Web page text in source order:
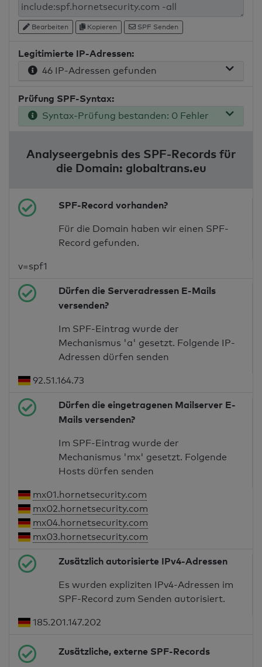
Bearbeiten Kopieren SPF Senden
Legitimierte IP-Adressen:
46 IP-Adressen gefunden
Prüfung SPF-Syntax:
Syntax-Prüfung bestanden: 0 Fehler
Analyseergebnis des SPF-Records für
die Domain: globaltrans.eu
SPF-Record vorhanden?
Für die Domain haben wir einen SPF-
Record gefunden.
v=spf1
Dürfen die Serveradressen E-Mails
versenden?
Im SPF-Eintrag wurde der
Mechanismus 'a' gesetzt. Folgende IP-
Adressen dürfen senden
92.51.164.73
Dürfen die eingetragenen Mailserver E-
Mails versenden?
Im SPF-Eintrag wurde der
Mechanismus 'mx' gesetzt. Folgende
Hosts dürfen senden
mx01.hornetsecurity.com
mx02.hornetsecurity.com
mx04.hornetsecurity.com
mx03.hornetsecurity.com
Zusätzlich autorisierte IPv4-Adressen
Es wurden expliziten IPv4-Adressen im
SPF-Record zum Senden autorisiert.
185.201.147.202
Zusätzliche, externe SPF-Records